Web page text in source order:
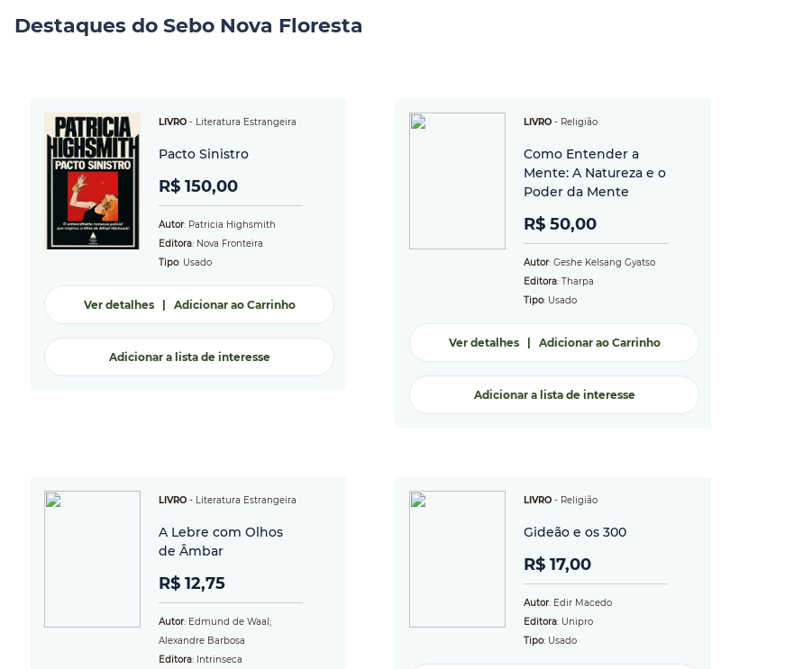
Destaques do Sebo Nova Floresta
LIVRO - Literatura Estrangeira
Pacto Sinistro
R$ 150,00
Autor: Patricia Highsmith
Editora: Nova Fronteira
Tipo: Usado
Ver detalhes| Adicionar ao Carrinho
Adicionar a lista de interesse
LIVRO - Religião
Como Entender a
Mente: A Natureza e o
Poder da Mente
R$ 50,00
Autor: Geshe Kelsang Gyatso
Editora: Tharpa
Tipo: Usado
Ver detalhes| Adicionar ao Carrinho
Adicionar a lista de interesse
LIVRO - Literatura Estrangeira
A Lebre com Olhos
de Âmbar
R$ 12,75
Autor: Edmund de Waal;
Alexandre Barbosa
Editora: Intrinseca
LIVRO - Religião
Gideão e os 300
R$ 17,00
Autor: Edir Macedo
Editora: Unipro
Tipo: Usado